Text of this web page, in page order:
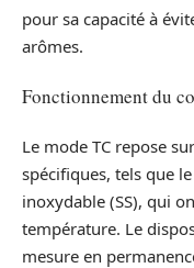
pour sa capacité à
arômes.
Fonctionnement du
Le mode TC repose
spécifiques, tels que
inoxydable (SS), qui
température. Le
mesure en